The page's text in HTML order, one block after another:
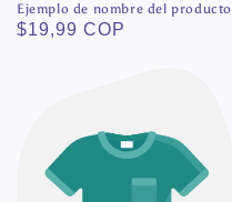
Ejemplo de nombre del producto
Precio
$19,99 COP